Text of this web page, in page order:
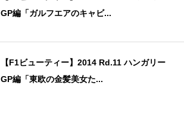
GP編「ガルフエアのキャビ...
【F1ビューティー】2014 Rd.11 ハンガリー
GP編「東欧の金髪美女た...